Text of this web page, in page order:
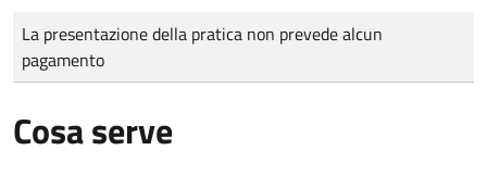
Tipo di pagamento
Importo
La presentazione della pratica non prevede alcun
pagamento
Cosa serve